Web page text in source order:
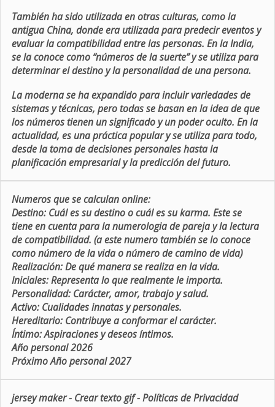
También ha sido utilizada en otras culturas, como la
antigua China, donde era utilizada para predecir eventos y
evaluar la compatibilidad entre las personas. En la India,
se la conoce como “números de la suerte” y se utiliza para
determinar el destino y la personalidad de una persona.
La moderna se ha expandido para incluir variedades de
sistemas y técnicas, pero todas se basan en la idea de que
los números tienen un significado y un poder oculto. En la
actualidad, es una práctica popular y se utiliza para todo,
desde la toma de decisiones personales hasta la
planificación empresarial y la predicción del futuro.
Numeros que se calculan online:
Destino: Cuál es su destino o cuál es su karma. Este se
tiene en cuenta para la numerologia de pareja y la lectura
de compatibilidad. (a este numero también se lo conoce
como número de la vida o número de camino de vida)
Realización:De qué manera se realiza en la vida.
Iniciales:Representa lo que realmente le importa.
Personalidad:Carácter, amor, trabajo y salud.
Activo:Cualidades innatas y personales.
Hereditario:Contribuye a conformar el carácter.
Íntimo:Aspiraciones y deseos íntimos.
Año personal 2026
Próximo Año personal 2027
jersey maker- Crear texto gif-Políticas de Privacidad